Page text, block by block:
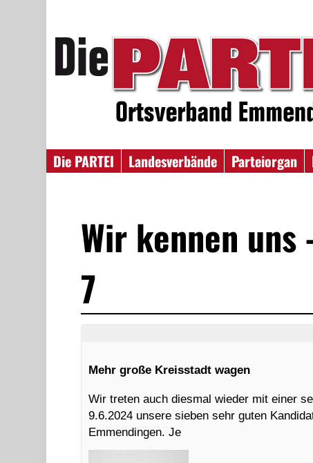
Die PARTEI Landesverbände Parteiorgan
Wir kennen uns
7
Mehr große Kreisstadt wagen
Wir treten auch diesmal wieder mit einer
9.6.2024 unsere sieben sehr guten
Emmendingen. Je